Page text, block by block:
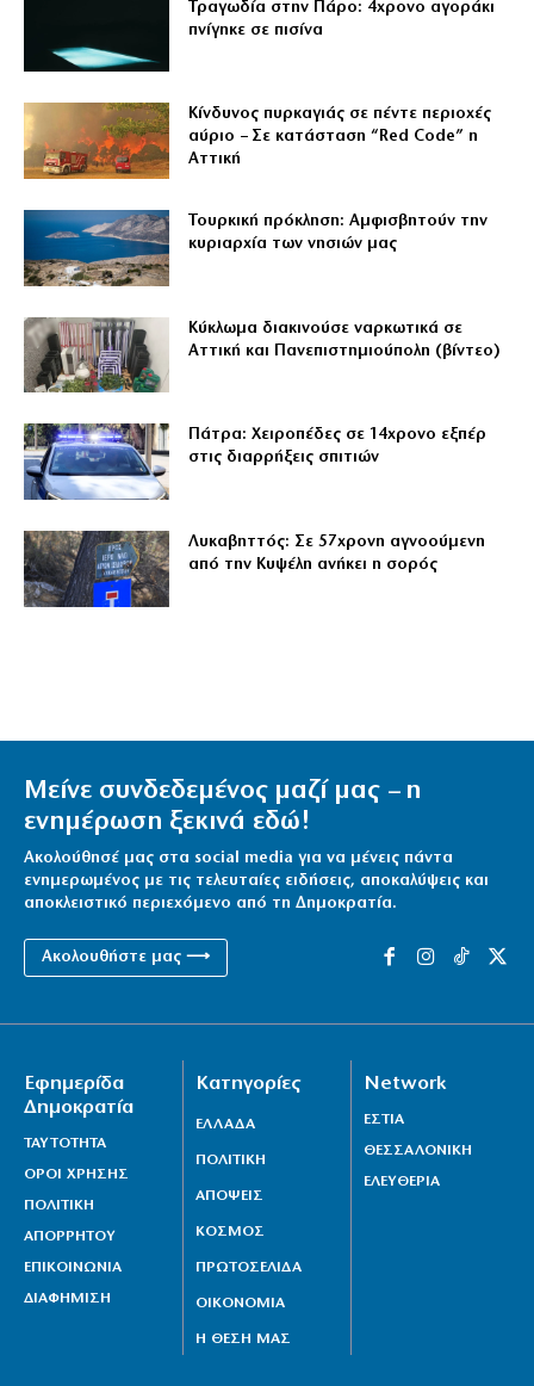
Τραγωδία στην Πάρο: 4χρονο αγοράκι
πνίγηκε σε πισίνα
Κίνδυνος πυρκαγιάς σε πέντε περιοχές
αύριο – Σε κατάσταση “Red Code” η
Αττική
Τουρκική πρόκληση: Αμφισβητούν την
κυριαρχία των νησιών μας
Κύκλωμα διακινούσε ναρκωτικά σε
Αττική και Πανεπιστημιούπολη (βίντεο)
Πάτρα: Χειροπέδες σε 14χρονο εξπέρ
στις διαρρήξεις σπιτιών
Λυκαβηττός: Σε 57χρονη αγνοούμενη
από την Κυψέλη ανήκει η σορός
Μείνε συνδεδεμένος μαζί μας – η
ενημέρωση ξεκινά εδώ!
Ακολούθησέ μας στα social media για να μένεις πάντα
ενημερωμένος με τις τελευταίες ειδήσεις, αποκαλύψεις και
αποκλειστικό περιεχόμενο από τη Δημοκρατία.
Ακολουθήστε μας ⟶
Εφημερίδα
Δημοκρατία
ΤΑΥΤΟΤΗΤΑ
ΟΡΟΙ ΧΡΗΣΗΣ
ΠΟΛΙΤΙΚΗ
ΑΠΟΡΡΗΤΟΥ
ΕΠΙΚΟΙΝΩΝΙΑ
ΔΙΑΦΗΜΙΣΗ
Κατηγορίες
ΕΛΛΑΔΑ
ΠΟΛΙΤΙΚΗ
ΑΠΟΨΕΙΣ
ΚΟΣΜΟΣ
ΠΡΩΤΟΣΕΛΙΔΑ
ΟΙΚΟΝΟΜΙΑ
Η ΘΕΣΗ ΜΑΣ
Network
ΕΣΤΙΑ
ΘΕΣΣΑΛΟΝΙΚΗ
ΕΛΕΥΘΕΡΙΑ